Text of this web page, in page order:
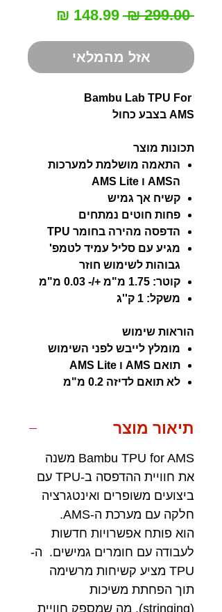
‏299.00 ‏₪
מחיר
אזל מהמלאי
Bambu Lab TPU For
AMS בצבע כחול
תכונות מוצר
התאמה מושלמת למערכות
הAMS ו AMS Lite
קשיח אך גמיש
פחות חוטים נמתחים
הדפסה מהירה בחומר TPU
מגיע עם סליל עמיד לטמפ'
גבוהות לשימוש חוזר
קוטר: 1.75 מ"מ +/- 0.03 מ"מ
משקל: 1 ק''ג
הוראות שימוש
מומלץ לייבש לפני השימוש
תואם AMS ו AMS Lite
לא תואם לדיזה 0.2 מ"מ
תיאור מוצר
Bambu TPU for AMS משנה
את חוויית ההדפסה ב-TPU עם
ביצועים משופרים ואינטגרציה
חלקה עם מערכת ה-AMS.
הוא פותח אפשרויות חדשות
לעבודה עם חומרים גמישים. ה-
TPU מציע קשיחות מרשימה
תוך הפחתת משיכות
(stringing), מה שמספק חוויית